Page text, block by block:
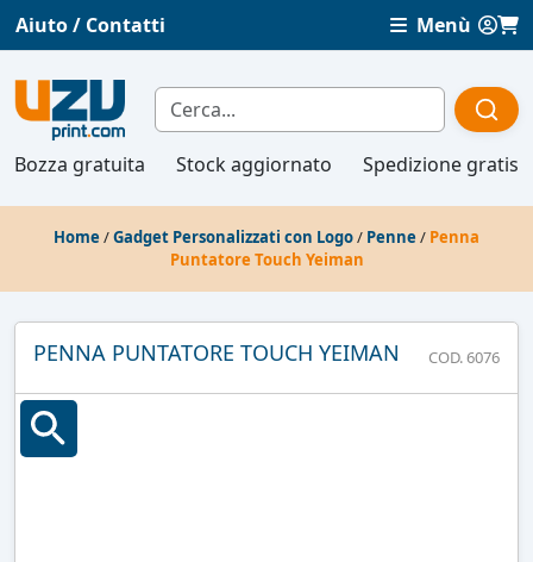
Aiuto / Contatti Menù
Bozza gratuita Stock aggiornato Spedizione gratis
Home /Gadget Personalizzati con Logo/ Penne / Penna
Puntatore Touch Yeiman
PENNA PUNTATORE TOUCH YEIMAN COD. 6076